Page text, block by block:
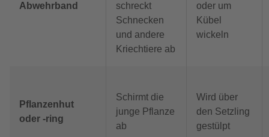
Abwehrband
schreckt
Schnecken
und andere
Kriechtiere ab
oder um
Kübel
wickeln
Pflanzenhut
oder -ring
Schirmt die
junge Pflanze
ab
Wird über
den Setzling
gestülpt